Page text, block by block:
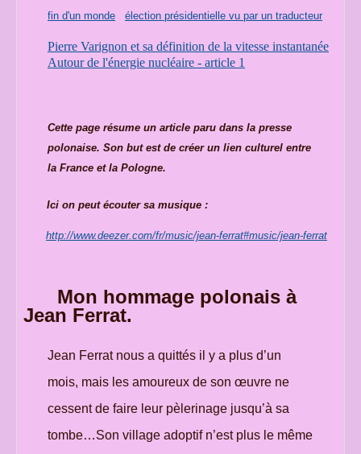
fin d'un monde élection présidentielle vu par un traducteur
Pierre Varignon et sa définition de la vitesse instantanée
Autour de l'énergie nucléaire - article 1
Cette page résume un article paru dans la presse
polonaise. Son but est de créer un lien culturel entre
la France et la Pologne.
Ici on peut écouter sa musique :
http://www.deezer.com/fr/music/jean-ferrat#music/jean-ferrat
Mon hommage polonais à
Jean Ferrat.
Jean Ferrat nous a quittés il y a plus d’un
mois, mais les amoureux de son œuvre ne
cessent de faire leur pèlerinage jusqu’à sa
tombe…Son village adoptif n’est plus le même